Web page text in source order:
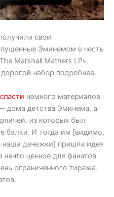
свои
Эминемом в честь
Marshall Mathers LP».
набор подробнее.
спасти немного материалов
дома детства Эминема, а
из которых был
балки. И тогда им [видимо,
наши денежки] пришла идея
нечто ценное для фанатов
ограниченного тиража.